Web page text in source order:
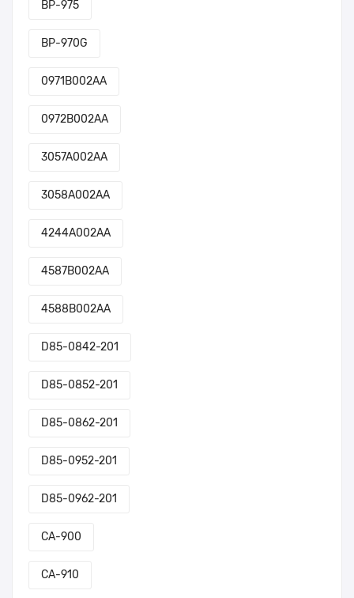
BP-975
BP-970G
0971B002AA
0972B002AA
3057A002AA
3058A002AA
4244A002AA
4587B002AA
4588B002AA
D85-0842-201
D85-0852-201
D85-0862-201
D85-0952-201
D85-0962-201
CA-900
CA-910